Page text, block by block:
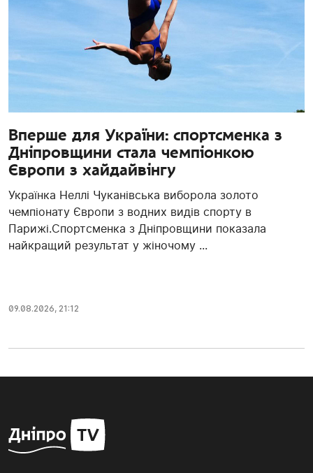
Вперше для України: спортсменка з
Дніпровщини стала чемпіонкою
Європи з хайдайвінгу
Українка Неллі Чуканівська виборола золото
чемпіонату Європи з водних видів спорту в
Парижі.Спортсменка з Дніпровщини показала
найкращий результат у жіночому ...
09.08.2026, 21:12